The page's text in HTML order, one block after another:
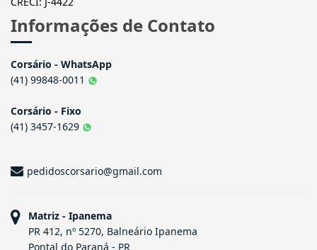
CRECI: J-4422
Informações de Contato
Corsário - WhatsApp
(41) 99848-0011
Corsário - Fixo
(41) 3457-1629
pedidoscorsario@gmail.com